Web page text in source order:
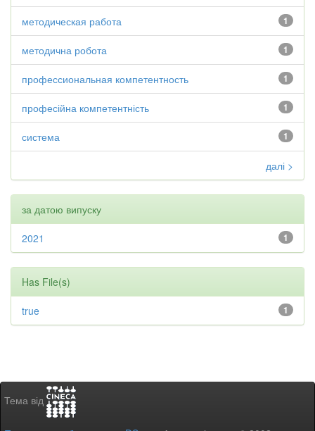
1
методическая работа
1
методична робота
1
профессиональная компетентность
1
професійна компетентність
1
система
далі >
за датою випуску
1
2021
Has File(s)
1
true
Тема від